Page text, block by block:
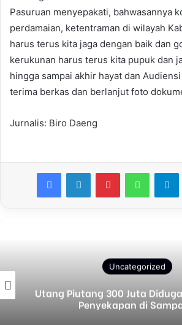
Pasuruan menyepakati, bahwasannya
perdamaian, ketentraman di wilayah
harus terus kita jaga dengan baik dan
kerukunan harus terus kita pupuk dan
hingga sampai akhir hayat dan
terima berkas dan berlanjut foto
Jurnalis: Biro Daeng
Uncategorized
Proyek TPT Desa
Memiliki Fungsi Yang
Menahan